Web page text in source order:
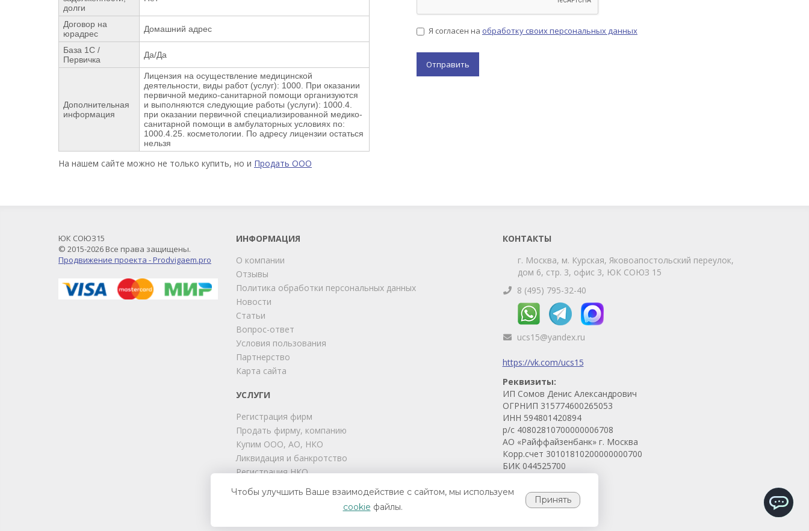
долги
Договор на
юрадрес
Домашний адрес
База 1С /
Первичка
Да/Да
Дополнительная
информация
Лицензия на осуществление медицинской
деятельности, виды работ (услуг): 1000. При оказании
первичной медико-санитарной помощи организуются
и выполняются следующие работы (услуги): 1000.4.
при оказании первичной специализированной медико-
санитарной помощи в амбулаторных условиях по:
1000.4.25. косметологии. По адресу лицензии остаться
нельзя
На нашем сайте можно не только купить, но и Продать ООО
Я согласен на обработку своих персональных данных
ИНФОРМАЦИЯ
О компании
Отзывы
Политика обработки персональных данных
Новости
Статьи
Вопрос-ответ
Условия пользования
Партнерство
Карта сайта
УСЛУГИ
Регистрация фирм
Продать фирму, компанию
Купим ООО, АО, НКО
Ликвидация и банкротство
Регистрация НКО
Юридические услуги
Подбор фирм
КОНТАКТЫ
г. Москва, м. Курская, Яковоапостольский переулок,
дом 6, стр. 3, офис 3, ЮК СОЮЗ 15
8 (495) 795-32-40
ucs15@yandex.ru
https://vk.com/ucs15
Реквизиты:
ИП Сомов Денис Александрович
ОГРНИП 315774600265053
ИНН 594801420894
р/с 40802810700000006708
АО «Райффайзенбанк» г. Москва
Корр.счет 30101810200000000700
БИК 044525700
ЮК СОЮЗ15
© 2015-2026 Все права защищены.
Продвижение проекта - Prodvigaem.pro
Чтобы улучшить Ваше взаимодействие с сайтом, мы используем
cookie файлы.
Принять
Telegram Max
Телефон